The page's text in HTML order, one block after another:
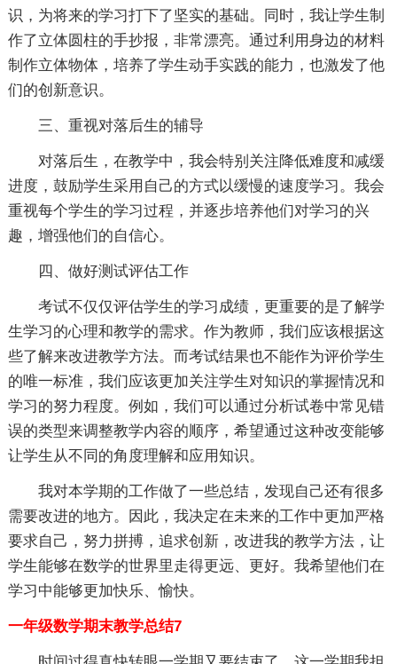
识，为将来的学习打下了坚实的基础。同时，我让学生制
作了立体圆柱的手抄报，非常漂亮。通过利用身边的材料
制作立体物体，培养了学生动手实践的能力，也激发了他
们的创新意识。
三、重视对落后生的辅导
对落后生，在教学中，我会特别关注降低难度和减缓
进度，鼓励学生采用自己的方式以缓慢的速度学习。我会
重视每个学生的学习过程，并逐步培养他们对学习的兴
趣，增强他们的自信心。
四、做好测试评估工作
考试不仅仅评估学生的学习成绩，更重要的是了解学
生学习的心理和教学的需求。作为教师，我们应该根据这
些了解来改进教学方法。而考试结果也不能作为评价学生
的唯一标准，我们应该更加关注学生对知识的掌握情况和
学习的努力程度。例如，我们可以通过分析试卷中常见错
误的类型来调整教学内容的顺序，希望通过这种改变能够
让学生从不同的角度理解和应用知识。
我对本学期的工作做了一些总结，发现自己还有很多
需要改进的地方。因此，我决定在未来的工作中更加严格
要求自己，努力拼搏，追求创新，改进我的教学方法，让
学生能够在数学的世界里走得更远、更好。我希望他们在
学习中能够更加快乐、愉快。
一年级数学期末教学总结7